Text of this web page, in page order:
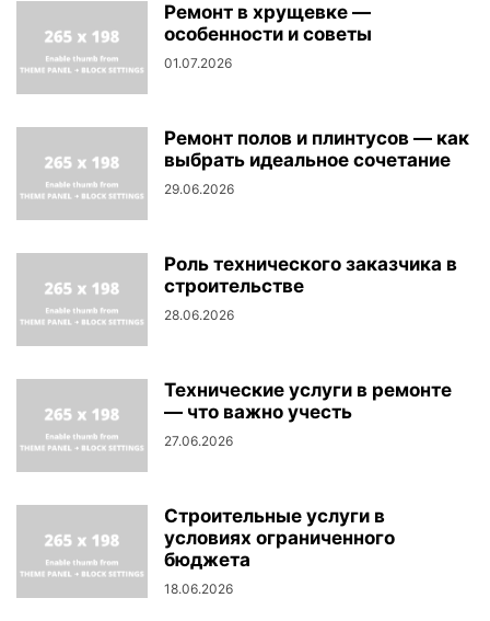
Ремонт в хрущевке —
особенности и советы
01.07.2026
Ремонт полов и плинтусов — как
выбрать идеальное сочетание
29.06.2026
Роль технического заказчика в
строительстве
28.06.2026
Технические услуги в ремонте
— что важно учесть
27.06.2026
Строительные услуги в
условиях ограниченного
бюджета
18.06.2026